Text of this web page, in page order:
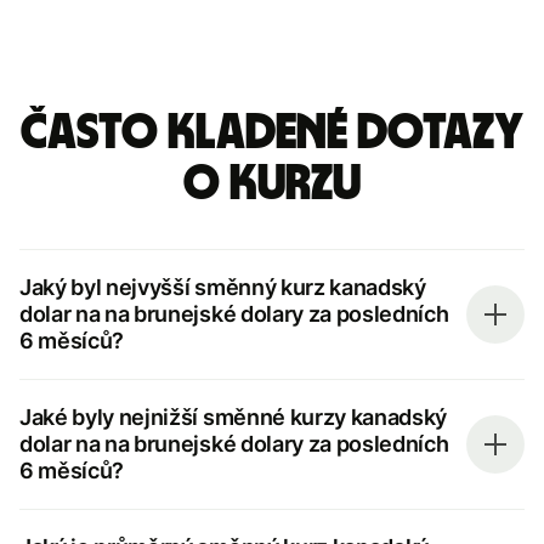
Často kladené dotazy
o kurzu
Jaký byl nejvyšší směnný kurz kanadský
dolar na na brunejské dolary za posledních
6 měsíců?
Jaké byly nejnižší směnné kurzy kanadský
dolar na na brunejské dolary za posledních
6 měsíců?